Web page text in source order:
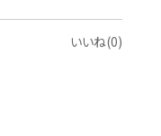
いいね(0)